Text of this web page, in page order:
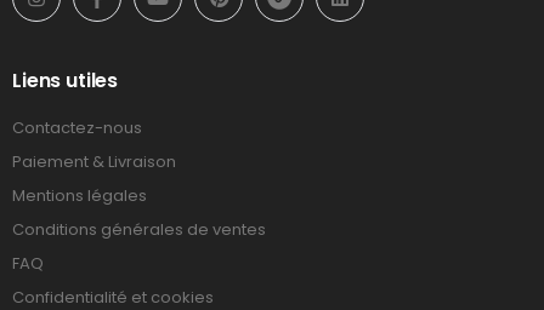
Liens utiles
Contactez-nous
Paiement & Livraison
Mentions légales
Conditions générales de ventes
FAQ
Confidentialité et cookies